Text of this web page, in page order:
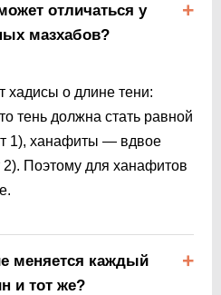
отличаться у
мазхабов?
хадисы о длине тени:
тень должна стать равной
1), ханафиты — вдвое
Поэтому для ханафитов
меняется каждый
и тот же?